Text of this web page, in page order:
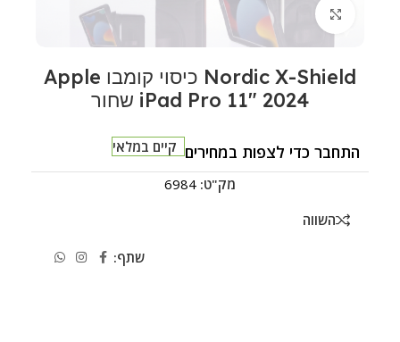
לחצו להגדלה
Nordic X-Shield כיסוי קומבו Apple
iPad Pro 11" 2024 שחור
התחבר כדי לצפות במחירים קיים במלאי
מק"ט: 6984
השווה
שתף: